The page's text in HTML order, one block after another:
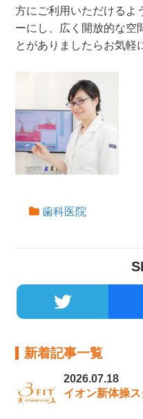
方にご利用いただけるよ
ーにし、広く開放的な空
とがありましたらお気軽
歯科医院
新着記事一覧
2026.07.18
イオン新体操